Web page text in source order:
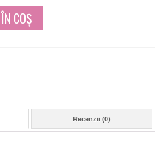
COȘ
Recenzii (0)